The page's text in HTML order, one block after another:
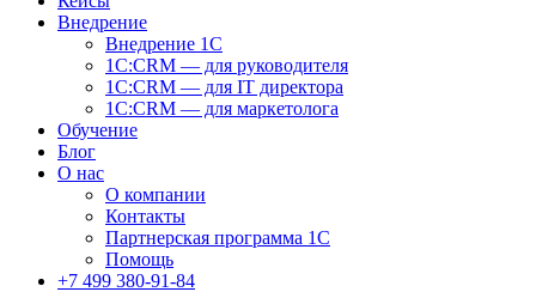
Внедрение
Внедрение 1C
1С:CRM — для руководителя
1С:CRM — для IT директора
1С:CRM — для маркетолога
Обучение
Блог
О нас
О компании
Контакты
Партнерская программа 1С
Помощь
+7 499 380-91-84